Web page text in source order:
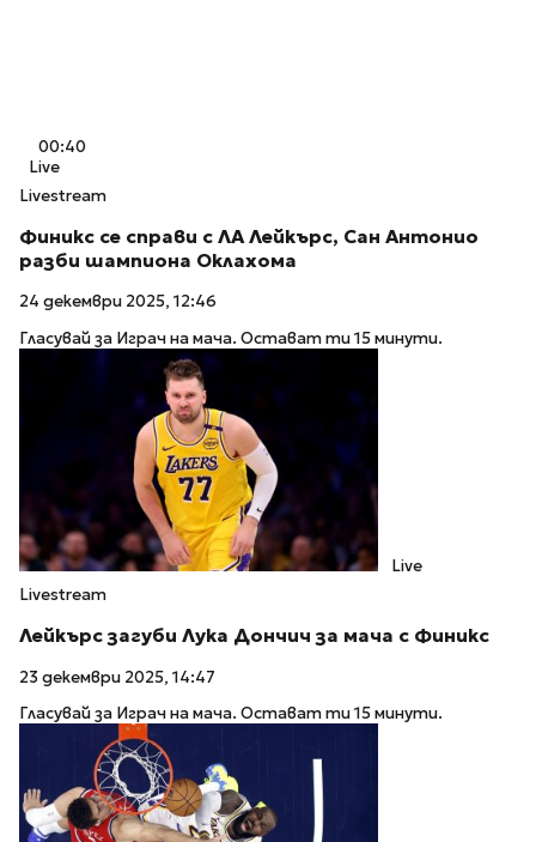
00:40
Live
Livestream
Финикс се справи с ЛА Лейкърс, Сан Антонио
разби шампиона Оклахома
24 декември 2025, 12:46
Гласувай за Играч на мача. Остават ти 15 минути.
Live
Livestream
Лейкърс загуби Лука Дончич за мача с Финикс
23 декември 2025, 14:47
Гласувай за Играч на мача. Остават ти 15 минути.